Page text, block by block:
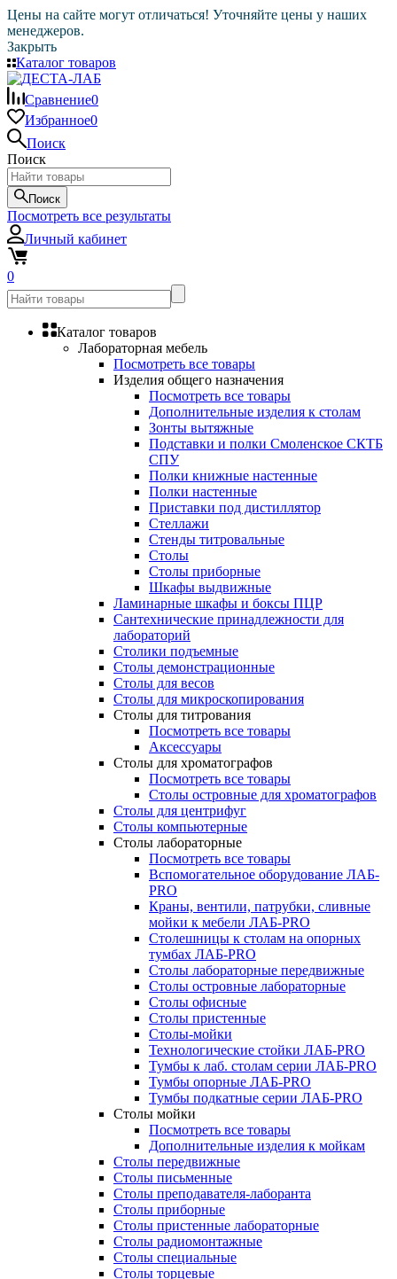
Цены на сайте могут отличаться! Уточняйте цены у наших
менеджеров.
Закрыть
Каталог товаров
Сравнение0
Избранное0
Поиск
Поиск
Поиск
Посмотреть все результаты
Личный кабинет
0
Каталог товаров
Лабораторная мебель
Посмотреть все товары
Изделия общего назначения
Посмотреть все товары
Дополнительные изделия к столам
Зонты вытяжные
Подставки и полки Смоленское СКТБ
СПУ
Полки книжные настенные
Полки настенные
Приставки под дистиллятор
Стеллажи
Стенды титровальные
Столы
Столы приборные
Шкафы выдвижные
Ламинарные шкафы и боксы ПЦР
Сантехнические принадлежности для
лабораторий
Столики подъемные
Столы демонстрационные
Столы для весов
Столы для микроскопирования
Столы для титрования
Посмотреть все товары
Аксессуары
Столы для хроматографов
Посмотреть все товары
Столы островные для хроматографов
Столы для центрифуг
Столы компьютерные
Столы лабораторные
Посмотреть все товары
Вспомогательное оборудование ЛАБ-
PRO
Краны, вентили, патрубки, сливные
мойки к мебели ЛАБ-PRO
Столешницы к столам на опорных
тумбах ЛАБ-PRO
Столы лабораторные передвижные
Столы островные лабораторные
Столы офисные
Столы пристенные
Столы-мойки
Технологические стойки ЛАБ-PRO
Тумбы к лаб. столам серии ЛАБ-PRO
Тумбы опорные ЛАБ-PRO
Тумбы подкатные серии ЛАБ-PRO
Столы мойки
Посмотреть все товары
Дополнительные изделия к мойкам
Столы передвижные
Столы письменные
Столы преподавателя-лаборанта
Столы приборные
Столы пристенные лабораторные
Столы радиомонтажные
Столы специальные
Столы торцевые